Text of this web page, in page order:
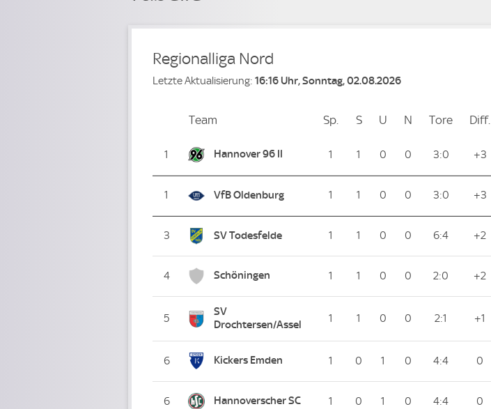
Regionalliga Nord
Letzte Aktualisierung: 16:16 Uhr, Sonntag, 02.08.2026
PlatzTeam Sp. Spiele
SSiege
U Unentschieden
N Niederlagen
Tore ToreDiff.
1 Hannover 96 II 1 1 0 0 3:0 +3
1 VfB Oldenburg 1 1 0 0 3:0 +3
3 SV Todesfelde 1 1 0 0 6:4 +2
4 Schöningen 1 1 0 0 2:0 +2
5
SV
Drochtersen/Assel
1 1 0 0 2:1 +1
6 Kickers Emden 1 0 1 0 4:4 0
6 Hannoverscher SC 1 0 1 0 4:4 0